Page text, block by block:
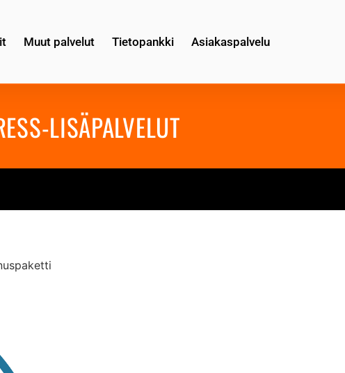
Muut palvelut Tietopankki Asiakaspalvelu
LISÄPALVELUT